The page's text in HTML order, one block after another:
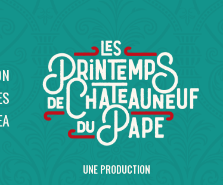
UNE PRODUCTION